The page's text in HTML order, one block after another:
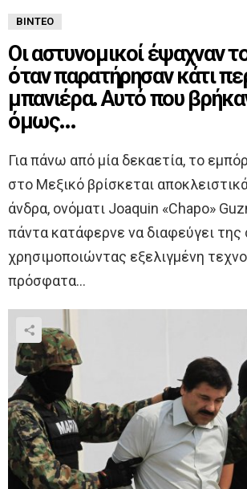
ΒΊΝΤΕΟ
Οι αστυνομικοί έψαχναν
όταν παρατήρησαν κάτι
μπανιέρα. Αυτό που
όμως…
Για πάνω από μία δεκαετία, το
στο Μεξικό βρίσκεται
άνδρα, ονόματι Joaquin «Chapo»
πάντα κατάφερνε να διαφεύγει
χρησιμοποιώντας εξελιγμένη
πρόσφατα…